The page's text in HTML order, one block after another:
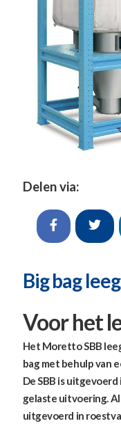
Delen via:
Big bag
Voor het
Het Moretto SBB
bag met behulp van
De SBB is
gelaste uitvoering.
uitgevoerd in